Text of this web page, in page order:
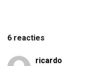
6 reacties
ricardo